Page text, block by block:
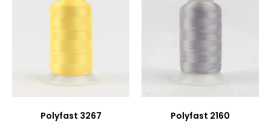
Polyfast 3267
Polyfast 2160